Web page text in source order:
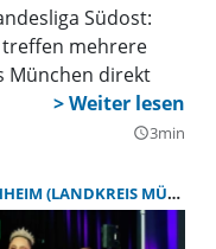
Südost:
treffen mehrere
München direkt
query_builder3min
(LANDKREIS MÜNCHEN)